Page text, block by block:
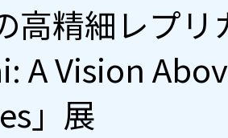
高精細レプ
A Vision
」展